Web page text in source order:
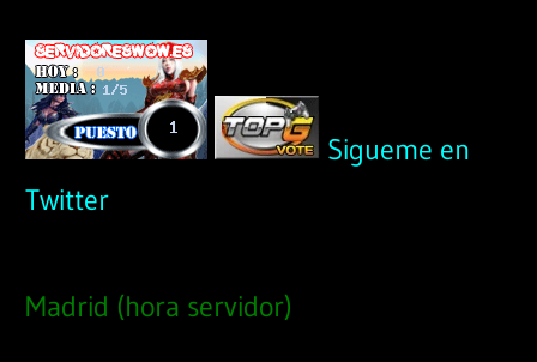
Sigueme en
Twitter
Madrid (hora servidor)